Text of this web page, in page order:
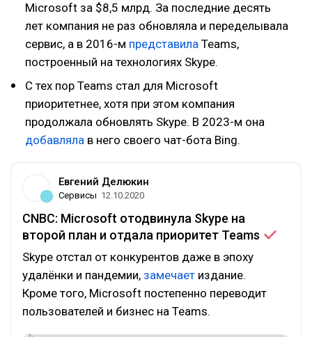
Microsoft за $8,5 млрд. За последние десять
лет компания не раз обновляла и переделывала
сервис, а в 2016-м представила Teams,
построенный на технологиях Skype.
С тех пор Teams стал для Microsoft
приоритетнее, хотя при этом компания
продолжала обновлять Skype. В 2023-м она
добавляла в него своего чат-бота Bing.
Евгений Делюкин
Сервисы 12.10.2020
CNBC: Microsoft отодвинула Skype на
второй план и отдала приоритет Teams
Skype отстал от конкурентов даже в эпоху
удалёнки и пандемии, замечает издание.
Кроме того, Microsoft постепенно переводит
пользователей и бизнес на Teams.